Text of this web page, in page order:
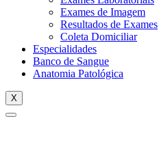
Exames de Imagem
Resultados de Exames
Coleta Domiciliar
Especialidades
Banco de Sangue
Anatomia Patológica
X